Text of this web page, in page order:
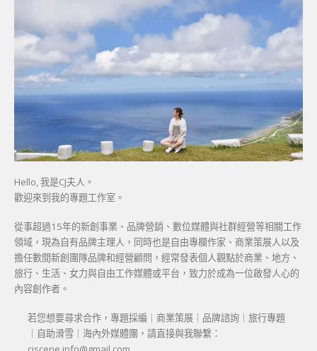
Hello, 我是CJ夫人。
歡迎來到我的專題工作室。
從事超過15年的新創事業、品牌營銷、數位媒體與社群經營等相關工作
領域，現為自有品牌主理人，同時也是自由專欄作家、商業策展人以及
擔任數間新創團隊品牌和經營顧問，經常發表個人觀點於商業、地方、
旅行、生活、女力與自由工作媒體或平台，致力於成為一位啟發人心的
內容創作者。
若您想要尋求合作，專題採編｜商業策展｜品牌諮詢｜旅行專題
｜自助滑雪｜海內外媒體團，請直接與我聯繫：